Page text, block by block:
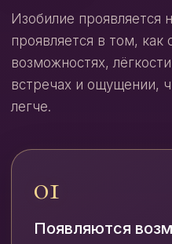
Изобилие проявляется
проявляется в том, как
возможностях,
встречах и ощущении,
легче.
01
Появляются